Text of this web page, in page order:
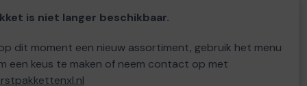
is niet langer beschikbaar.
dit moment een nieuw assortiment, gebruik het menu
een keus te maken of neem contact op met